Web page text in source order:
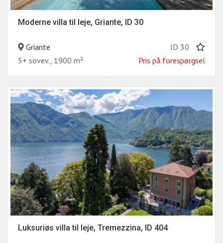
Moderne villa til leje, Griante, ID 30
Griante
ID 30
5+ sovev., 1900 m²
Pris på forespørgsel
Luksuriøs villa til leje, Tremezzina, ID 404